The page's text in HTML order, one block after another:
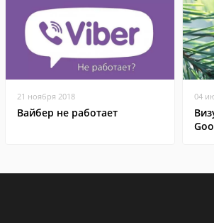
21 ноября 2018
Вайбер не работает
04